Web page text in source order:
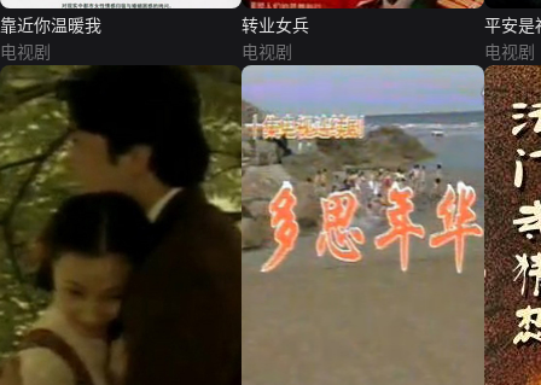
靠近你温暖我
电视剧
转业女兵
电视剧
平安是
电视剧